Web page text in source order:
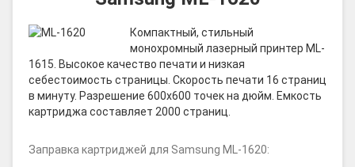
Компактный, стильный
монохромный лазерный принтер ML-
1615. Высокое качество печати и низкая
себестоимость страницы. Скорость печати 16 страниц
в минуту. Разрешение 600x600 точек на дюйм. Емкость
картриджа составляет 2000 страниц.
Заправка картриджей для Samsung ML-1620: